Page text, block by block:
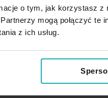
o tym, jak korzystasz
mogą połączyć te
z ich usług.
60x60
z miękkiej
wzorem 3D